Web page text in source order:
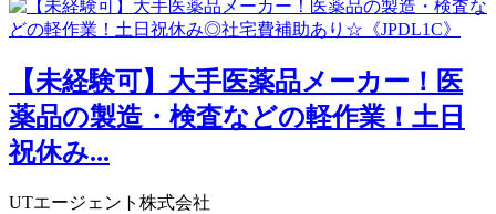
【未経験可】大手医薬品メーカー！医
薬品の製造・検査などの軽作業！土日
祝休み...
UTエージェント株式会社